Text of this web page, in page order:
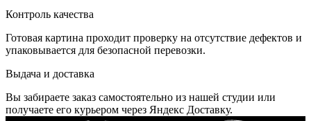
Контроль качества
Готовая картина проходит проверку на отсутствие дефектов и
упаковывается для безопасной перевозки.
Выдача и доставка
Вы забираете заказ самостоятельно из нашей студии или
получаете его курьером через Яндекс Доставку.